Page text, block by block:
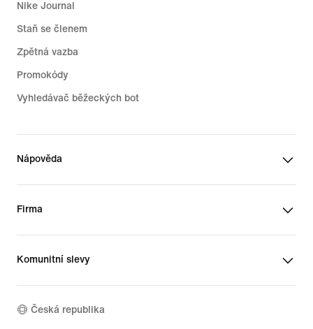
Nike Journal
Staň se členem
Zpětná vazba
Promokódy
Vyhledávač běžeckých bot
Nápověda
Firma
Komunitní slevy
Česká republika